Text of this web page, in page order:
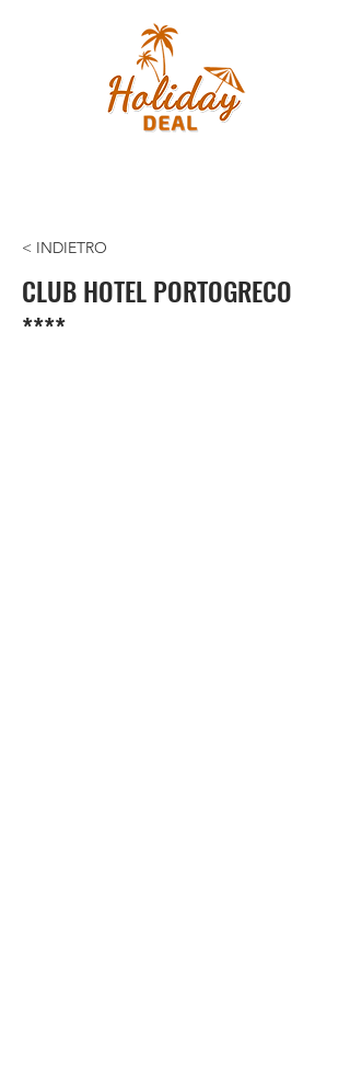
< INDIETRO
CLUB HOTEL PORTOGRECO
****